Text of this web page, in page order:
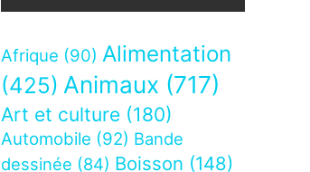
Afrique (90) Alimentation
(425) Animaux (717)
Art et culture (180)
Automobile (92) Bande
dessinée (84) Boisson (148)